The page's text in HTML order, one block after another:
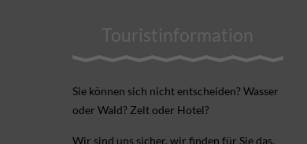
Touristinformation
Sie können sich nicht ent­scheiden? Wasser
oder Wald? Zelt oder Hotel?
Wir sind uns sicher, wir finden für Sie das,